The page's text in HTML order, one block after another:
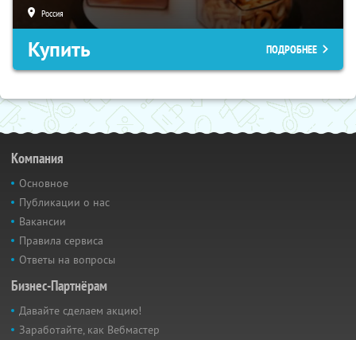
Россия
Купить ПОДРОБНЕЕ
Компания
Основное
Публикации о нас
Вакансии
Правила сервиса
Ответы на вопросы
Бизнес-Партнёрам
Давайте сделаем акцию!
Заработайте, как Вебмастер